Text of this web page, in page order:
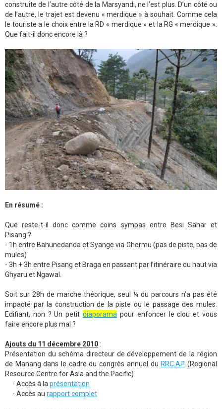
construite de l’autre côté de la Marsyandi, ne l’est plus. D’un côté ou
de l’autre, le trajet est devenu « merdique » à souhait. Comme cela
le touriste a le choix entre la RD « merdique » et la RG « merdique ».
Que fait-il donc encore là ?
En résumé :
Que reste-t-il donc comme coins sympas entre Besi Sahar et
Pisang ?
- 1h entre Bahunedanda et Syange via Ghermu (pas de piste, pas de
mules)
- 3h + 3h entre Pisang et Braga en passant par l’itinéraire du haut via
Ghyaru et Ngawal.
Soit sur 28h de marche théorique, seul ¼ du parcours n’a pas été
impacté par la construction de la piste ou le passage des mules.
Edifiant, non ? Un petitdiaporama pour enfoncer le clou et vous
faire encore plus mal ?
Ajouts du 11 décembre 2010 :
Présentation du schéma directeur de développement de la région
de Manang dans le cadre du congrès annuel du RRC.AP (Regional
Resource Centre for Asia and the Pacific)
- Accès à la présentation
- Accès au rapport complet